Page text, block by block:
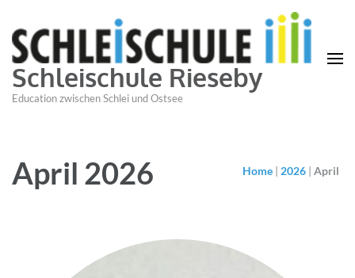
Schleischule Rieseby
Education zwischen Schlei und Ostsee
April 2026 Home | 2026 | April